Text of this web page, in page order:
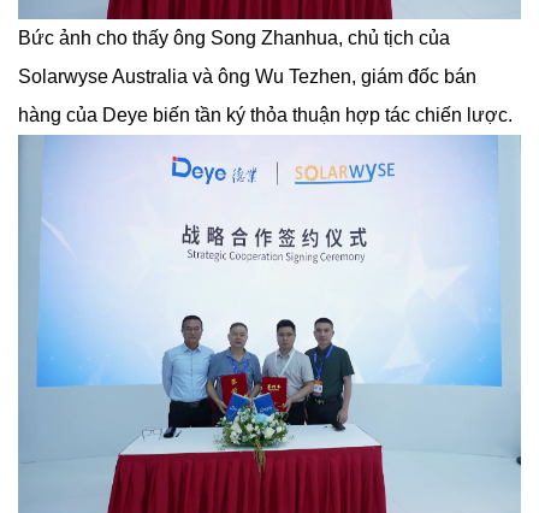
Bức ảnh cho thấy ông Song Zhanhua, chủ tịch của
Solarwyse Australia và ông Wu Tezhen, giám đốc bán
hàng của Deye biến tần ký thỏa thuận hợp tác chiến lược.